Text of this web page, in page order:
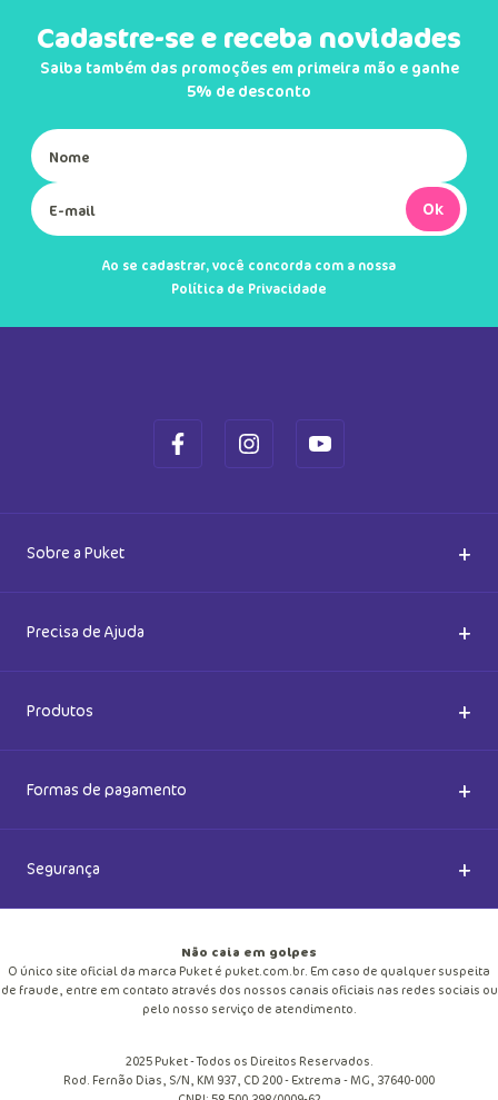
Cadastre-se e receba novidades
Saiba também das promoções em primeira mão e ganhe
5% de desconto
Ok
Ao se cadastrar, você concorda com a nossa
Política de Privacidade
Sobre a Puket +
Quem somos
Meias do Bem
Seja um Franqueado
Cupom de desconto
Blog
Precisa de Ajuda +
Dúvidas Frequentes
Como comprar
Política de Privacidade
Produtos +
Acessórios
Meias
Moda Praia
Formas de pagamento +
Segurança +
Não caia em golpes
O único site oficial da marca Puket é puket.com.br. Em caso de qualquer suspeita
de fraude, entre em contato através dos nossos canais oficiais nas redes sociais ou
pelo nosso serviço de atendimento.
2025 Puket - Todos os Direitos Reservados.
Rod. Fernão Dias, S/N, KM 937, CD 200 - Extrema - MG, 37640-000